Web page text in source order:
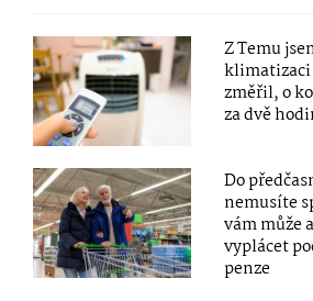
Z Temu
klimatizaci
změřil, o
za dvě
Do
nemusíte
vám může
vyplácet
penze